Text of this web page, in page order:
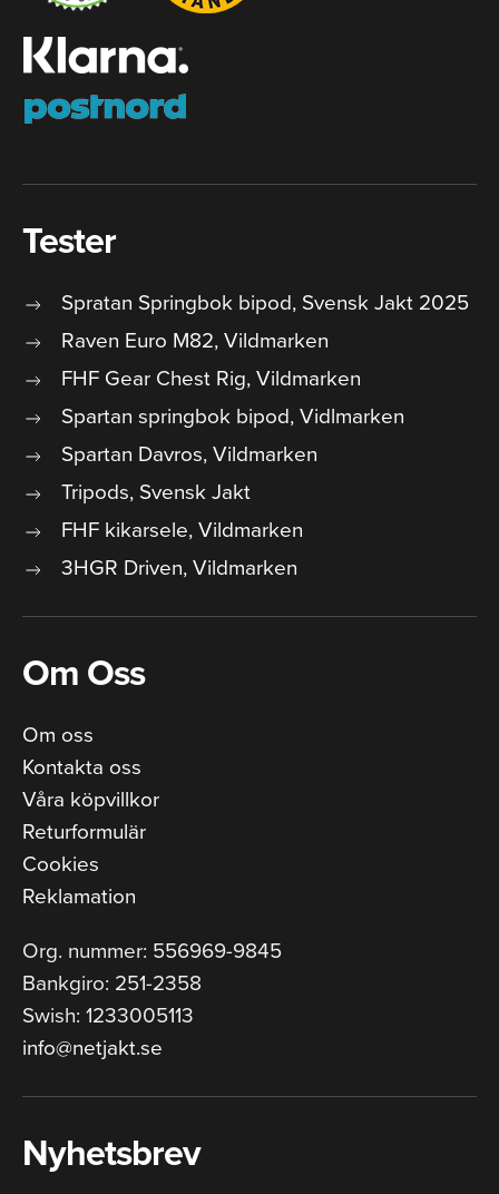
Tester
Spratan Springbok bipod, Svensk Jakt 2025
Raven Euro M82, Vildmarken
FHF Gear Chest Rig, Vildmarken
Spartan springbok bipod, Vidlmarken
Spartan Davros, Vildmarken
Tripods, Svensk Jakt
FHF kikarsele, Vildmarken
3HGR Driven, Vildmarken
Om Oss
Om oss
Kontakta oss
Våra köpvillkor
Returformulär
Cookies
Reklamation
Org. nummer: 556969-9845
Bankgiro: 251-2358
Swish: 1233005113
info@netjakt.se
Nyhetsbrev